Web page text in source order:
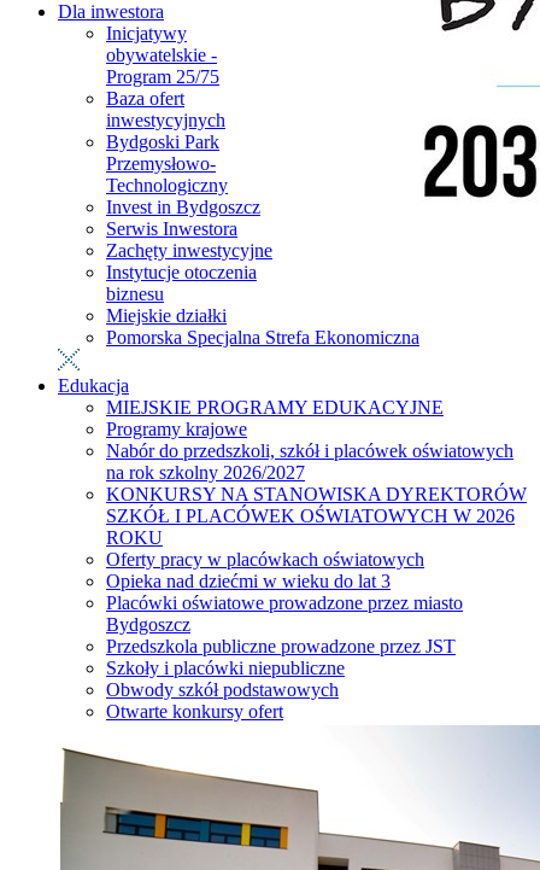
Dla inwestora
Inicjatywy
obywatelskie -
Program 25/75
Baza ofert
inwestycyjnych
Bydgoski Park
Przemysłowo-
Technologiczny
Invest in Bydgoszcz
Serwis Inwestora
Zachęty inwestycyjne
Instytucje otoczenia
biznesu
Miejskie działki
Pomorska Specjalna Strefa Ekonomiczna
Edukacja
MIEJSKIE PROGRAMY EDUKACYJNE
Programy krajowe
Nabór do przedszkoli, szkół i placówek oświatowych
na rok szkolny 2026/2027
KONKURSY NA STANOWISKA DYREKTORÓW
SZKÓŁ I PLACÓWEK OŚWIATOWYCH W 2026
ROKU
Oferty pracy w placówkach oświatowych
Opieka nad dziećmi w wieku do lat 3
Placówki oświatowe prowadzone przez miasto
Bydgoszcz
Przedszkola publiczne prowadzone przez JST
Szkoły i placówki niepubliczne
Obwody szkół podstawowych
Otwarte konkursy ofert